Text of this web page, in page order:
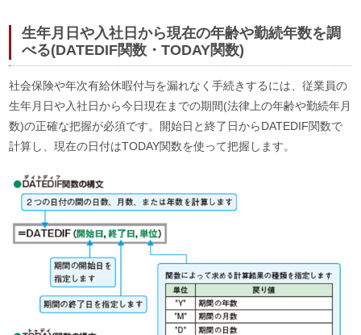
生年月日や入社日から現在の年齢や勤続年数を調
べる(DATEDIF関数・TODAY関数)
社会保険や年次有給休暇付与を漏れなく手続きするには、従業員の
生年月日や入社日から今日現在までの期間(法律上の年齢や勤続年月
数)の正確な把握が必須です。開始日と終了日からDATEDIF関数で
計算し、現在の日付はTODAY関数を使って把握します。